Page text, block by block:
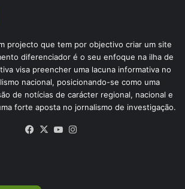
projecto que tem por objectivo criar um site
diferenciador é o seu enfoque na ilha de
visa preencher uma lacuna informativa no
nacional, posicionando-se como uma
de notícias de carácter regional, nacional e
forte aposta no jornalismo de investigação.
Facebook
X YouTube